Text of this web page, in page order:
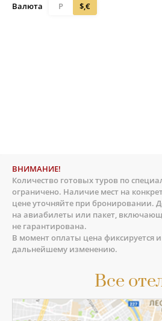
Все
Валюта Р $,€
ВНИМАНИЕ!
Количество готовых туров по
ограничено. Наличие мест на
цене уточняйте при бронировании.
на авиабилеты или пакет,
не гарантирована.
В момент оплаты цена фиксируется
дальнейшему изменению.